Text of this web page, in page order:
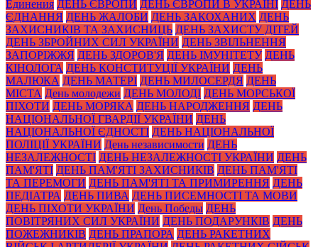
Единения ДЕНЬ ЄВРОПИ ДЕНЬ ЄВРОПИ В УКРАЇНІ ДЕНЬ
ЄДНАННЯ ДЕНЬ ЖАЛОБИ ДЕНЬ ЗАКОХАНИХ ДЕНЬ
ЗАХИСНИКІВ ТА ЗАХИСНИЦЬ ДЕНЬ ЗАХИСТУ ДІТЕЙ
ДЕНЬ ЗБРОЙНИХ СИЛ УКРАЇНИ ДЕНЬ ЗВІЛЬНЕННЯ
ЗАПОРІЖЖЯ ДЕНЬ ЗДОРОВ'Я ДЕНЬ ІМУНІТЕТУ ДЕНЬ
КІНОЛОГА ДЕНЬ КОНСТИТУЦІЇ УКРАЇНИ ДЕНЬ
МАЛЮКА ДЕНЬ МАТЕРІ ДЕНЬ МИЛОСЕРДЯ ДЕНЬ
МІСТА День молодежи ДЕНЬ МОЛОДІ ДЕНЬ МОРСЬКОЇ
ПІХОТИ ДЕНЬ МОРЯКА ДЕНЬ НАРОДЖЕННЯ ДЕНЬ
НАЦІОНАЛЬНОЇ ГВАРДІЇ УКРАЇНИ ДЕНЬ
НАЦІОНАЛЬНОЇ ЄДНОСТІ ДЕНЬ НАЦІОНАЛЬНОЇ
ПОЛІЦІЇ УКРАЇНИ День независимости ДЕНЬ
НЕЗАЛЕЖНОСТІ ДЕНЬ НЕЗАЛЕЖНОСТІ УКРАЇНИ ДЕНЬ
ПАМ'ЯТІ ДЕНЬ ПАМ'ЯТІ ЗАХИСНИКІВ ДЕНЬ ПАМ'ЯТІ
ТА ПЕРЕМОГИ ДЕНЬ ПАМ'ЯТІ ТА ПРИМИРЕННЯ ДЕНЬ
ПЕДІАТРА ДЕНЬ ПИВА ДЕНЬ ПИСЕМНОСТІ ТА МОВИ
ДЕНЬ ПІХОТИ УКРАЇНИ День Победы ДЕНЬ
ПОВІТРЯНИХ СИЛ УКРАЇНИ ДЕНЬ ПОДАРУНКІВ ДЕНЬ
ПОЖЕЖНИКІВ ДЕНЬ ПРАПОРА ДЕНЬ РАКЕТНИХ